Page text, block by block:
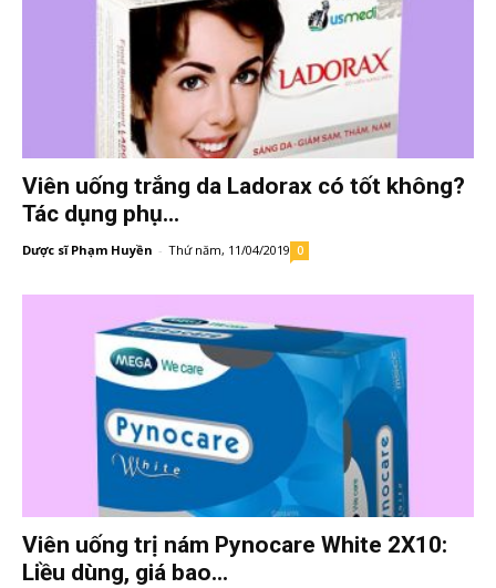
Viên uống trắng da Ladorax có tốt không?
Tác dụng phụ...
Dược sĩ Phạm Huyền - Thứ năm, 11/04/2019 0
Viên uống trị nám Pynocare White 2X10:
Liều dùng, giá bao...